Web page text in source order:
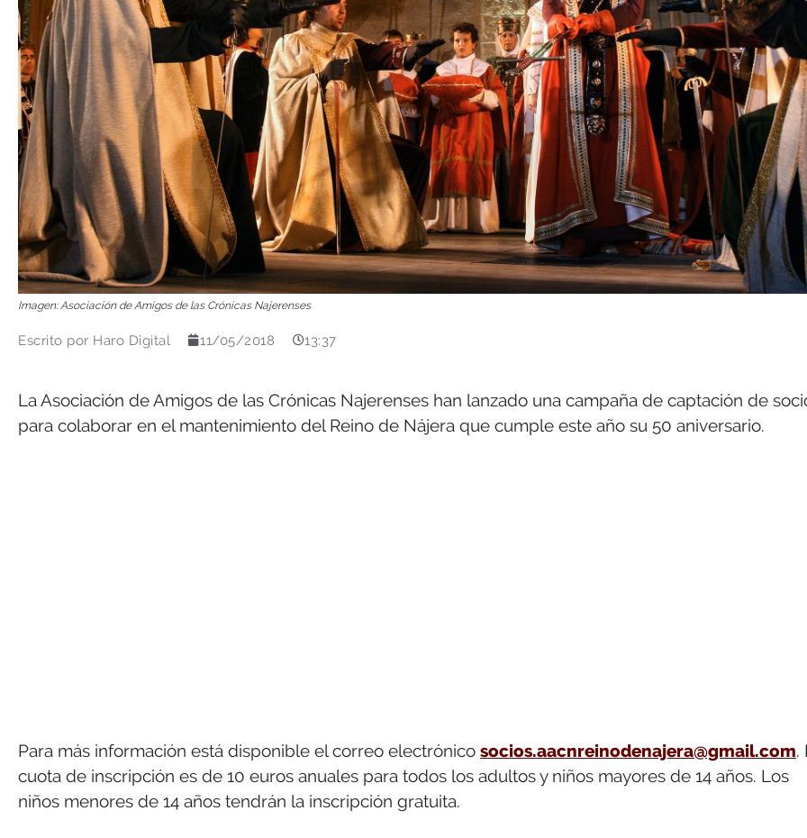
Imagen: Asociación de Amigos de las Crónicas Najerenses
Escrito por Haro Digital 11/05/2018 13:37
La Asociación de Amigos de las Crónicas Najerenses han lanzado una campaña de captación de
para colaborar en el mantenimiento del Reino de Nájera que cumple este año su 50 aniversario.
Para más información está disponible el correo electrónico socios.aacnreinodenajera@gmail.com.
cuota de inscripción es de 10 euros anuales para todos los adultos y niños mayores de 14 años. Los
niños menores de 14 años tendrán la inscripción gratuita.